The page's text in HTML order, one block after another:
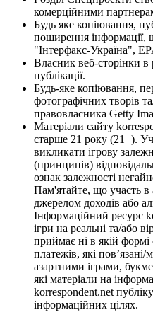
комерційними
Будь яке копіювання,
поширення інформації,
"Інтерфакс-Україна",
Власник веб-сторінки в
публікації.
Будь-яке копіювання,
фотографічних творів
правовласника Getty
Матеріали сайту
старше 21 року (21+).
викликати ігрову
(принципів)
ознак залежності
Пам'ятайте, що участь в
джерелом доходів або
Інформаційний ресурс
ігри на реальні та/або
приймає ні в якій
платежів, які
азартними іграми,
які матеріали на
korrespondent.net
інформаційних цілях.